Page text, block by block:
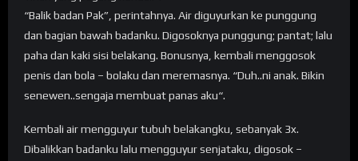
“Balik badan Pak”, perintahnya. Air diguyurkan ke punggung
dan bagian bawah badanku. Digosoknya punggung; pantat; lalu
paha dan kaki sisi belakang. Bonusnya, kembali menggosok
penis dan bola – bolaku dan meremasnya. “Duh..ni anak. Bikin
senewen..sengaja membuat panas aku“.
Kembali air mengguyur tubuh belakangku, sebanyak 3x.
Dibalikkan badanku lalu mengguyur senjataku, digosok –